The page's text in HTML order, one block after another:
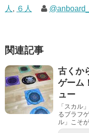
人 , ６人
関連記事
古くか
ゲーム
ュー
「スカル
るブラフ
ル」こそ